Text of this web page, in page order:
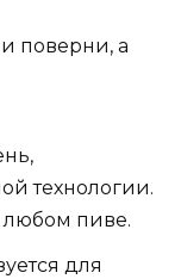
поверни, а
технологии.
пиве.
для